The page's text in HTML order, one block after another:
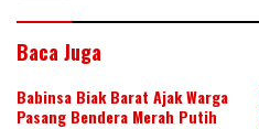
Baca Juga
Babinsa Biak Barat Ajak Warga
Pasang Bendera Merah Putih